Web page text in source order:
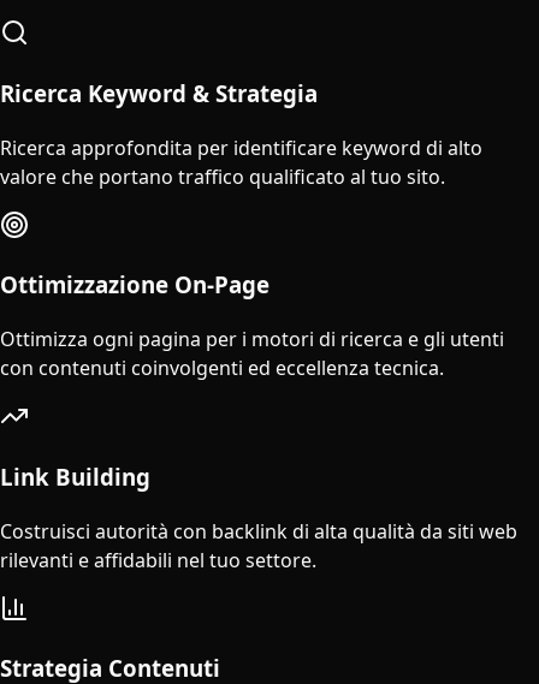
Ricerca Keyword & Strategia
Ricerca approfondita per identificare keyword di alto
valore che portano traffico qualificato al tuo sito.
Ottimizzazione On-Page
Ottimizza ogni pagina per i motori di ricerca e gli utenti
con contenuti coinvolgenti ed eccellenza tecnica.
Link Building
Costruisci autorità con backlink di alta qualità da siti web
rilevanti e affidabili nel tuo settore.
Strategia Contenuti